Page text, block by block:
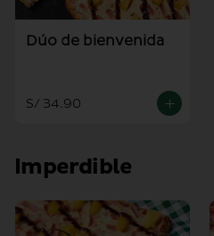
Dúo de bienvenida
S/ 34.90
Imperdible